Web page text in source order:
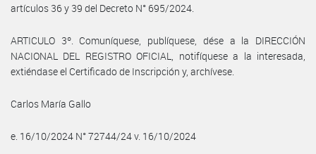
artículos 36 y 39 del Decreto N° 695/2024.
ARTICULO 3º. Comuníquese, publíquese, dése a la DIRECCIÓN
NACIONAL DEL REGISTRO OFICIAL, notifíquese a la interesada,
extiéndase el Certificado de Inscripción y, archívese.
Carlos María Gallo
e. 16/10/2024 N° 72744/24 v. 16/10/2024